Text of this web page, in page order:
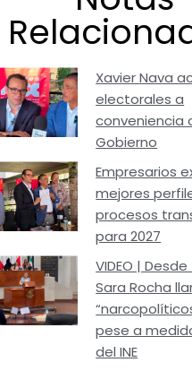
Xavier Nava
electorales a
conveniencia
Gobierno
Empresarios
mejores
procesos
para 2027
VIDEO |
Sara Rocha
pese a
del INE